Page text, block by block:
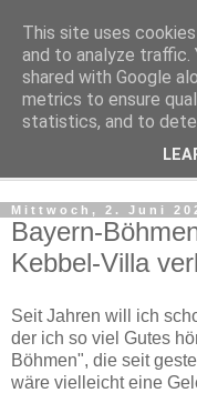
Notizen aus der
Mittwoch, 2. Juni
Bayern-
Kebbel-Villa
Seit Jahren will ich
der ich so viel Gutes
Böhmen", die seit
wäre vielleicht eine
This site uses
and to analyze traffic.
shared with Google
metrics to ensure
statistics, and to